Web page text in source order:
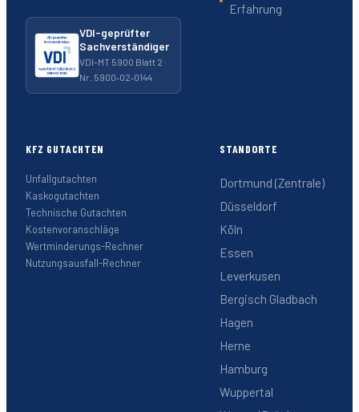
VDI-geprüfter
Sachverständiger
VDI-MT 5900 Blatt 2 ·
Nr. 5900‑02‑0144
Erfahrung
KFZ GUTACHTEN
Unfallgutachten
Kaskogutachten
Technische Gutachten
Kostenvoranschläge
Wertminderungs-Rechner
Nutzungsausfall-Rechner
STANDORTE
Dortmund (Zentrale)
Düsseldorf
Köln
Essen
Leverkusen
Bergisch Gladbach
Hagen
Herne
Hamburg
Wuppertal